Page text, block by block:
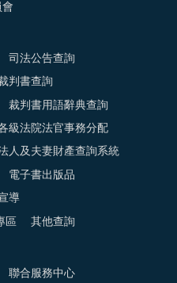
會
司法公告查詢
判書查詢
裁判書用語辭典查詢
級法院法官事務分配
人及夫妻財產查詢系統
電子書出版品
導
區 其他查詢
聯合服務中心